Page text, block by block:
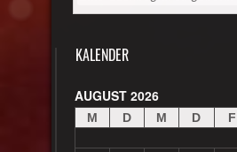
KALENDER
AUGUST 2026
M D M D F